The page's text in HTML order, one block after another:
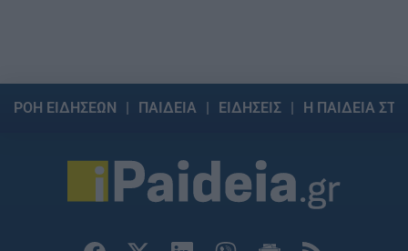
ΡΟΗ ΕΙΔΗΣΕΩΝ ΠΑΙΔΕΙΑ ΕΙΔΗΣΕΙΣ Η ΠΑΙΔΕΙΑ